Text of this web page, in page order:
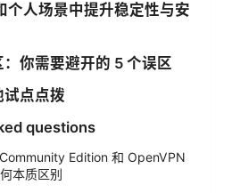
个人场景中提升稳定性与安
你需要避开的 5 个误区
点点拨
questions
Edition 和 OpenVPN
本质区别